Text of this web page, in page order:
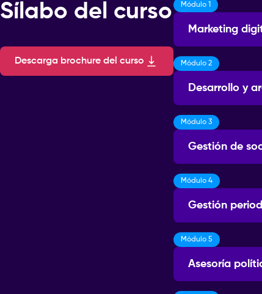
Sílabo del curso
Descarga brochure del curso
Módulo 1
Marketing
Sesiones: 3
Módulo 2
Desarrollo y
Sesiones: 3
Módulo 3
Gestión de
Sesiones: 3
Módulo 4
Gestión
Sesiones: 3
Módulo 5
Asesoría